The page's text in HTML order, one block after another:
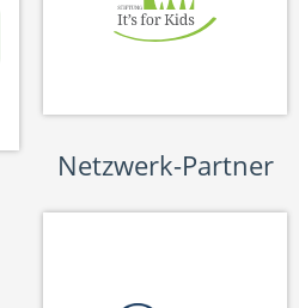
Netzwerk-Partner